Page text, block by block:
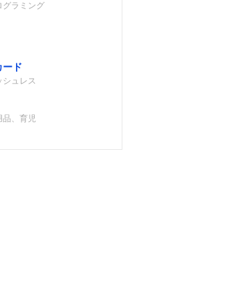
グラミング
ード
シュレス
品、育児